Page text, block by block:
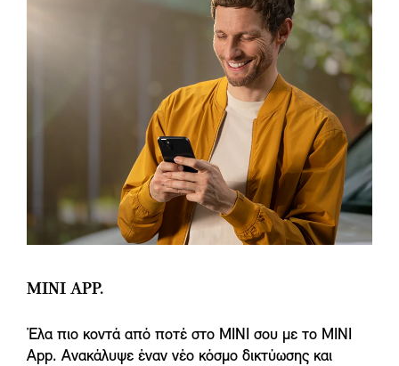
MINI APP.
Έλα πιο κοντά από ποτέ στο MINI σου με το MINI
App. Ανακάλυψε έναν νέο κόσμο δικτύωσης και